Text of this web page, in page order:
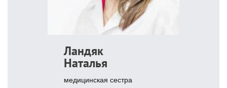
Ландяк
Наталья
медицинская сестра